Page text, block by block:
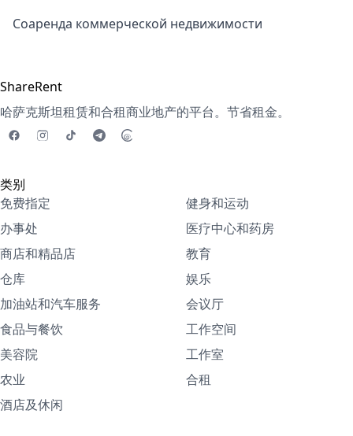
Соаренда коммерческой недвижимости
ShareRent
哈萨克斯坦租赁和合租商业地产的平台。节省租金。
类别
免费指定
办事处
商店和精品店
仓库
加油站和汽车服务
食品与餐饮
美容院
农业
酒店及休闲
健身和运动
医疗中心和药房
教育
娱乐
会议厅
工作空间
工作室
合租